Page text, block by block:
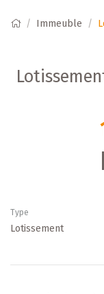
Immeuble
Type
Lotissement